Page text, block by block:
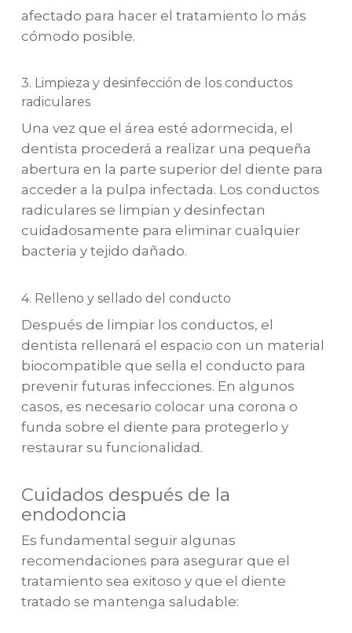
afectado para hacer el tratamiento lo más
cómodo posible.
3. Limpieza y desinfección de los conductos
radiculares
Una vez que el área esté adormecida, el
dentista procederá a realizar una pequeña
abertura en la parte superior del diente para
acceder a la pulpa infectada. Los conductos
radiculares se limpian y desinfectan
cuidadosamente para eliminar cualquier
bacteria y tejido dañado.
4. Relleno y sellado del conducto
Después de limpiar los conductos, el
dentista rellenará el espacio con un material
biocompatible que sella el conducto para
prevenir futuras infecciones. En algunos
casos, es necesario colocar una corona o
funda sobre el diente para protegerlo y
restaurar su funcionalidad.
Cuidados después de la
endodoncia
Es fundamental seguir algunas
recomendaciones para asegurar que el
tratamiento sea exitoso y que el diente
tratado se mantenga saludable: